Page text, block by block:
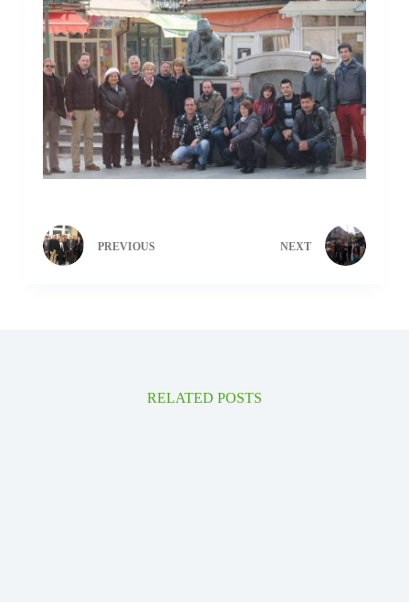
PREVIOUS NEXT
RELATED POSTS